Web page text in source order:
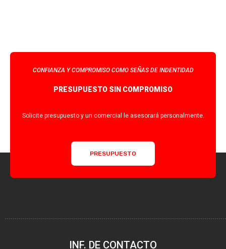
CONFIANZA Y COMPROMISO COMO SEÑAS DE INDENTIDAD
PRESUPUESTO SIN COMPROMISO
Solicite presupuesto y un comercial le asesorará personalmente.
PRESUPUESTO
INF. DE CONTACTO